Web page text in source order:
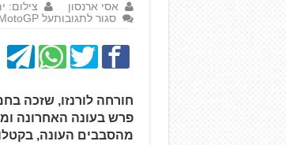
אסי ארנסון צילום:
סגור לתגובותעל MotoGP: לורנזו חוזר להתחרות
חורחה לורנזו, שזכה
פרש בעונה האחרונה
מהסבבים העונה,